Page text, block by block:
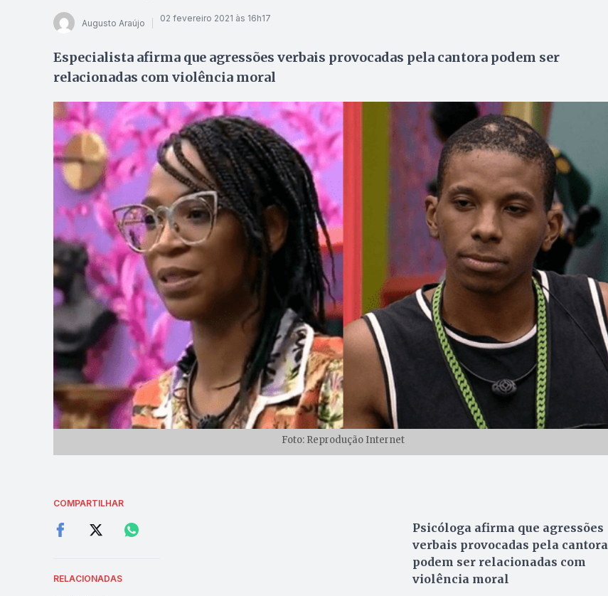
Augusto Araújo 02 fevereiro 2021 às 16h17
Especialista afirma que agressões verbais provocadas pela cantora podem ser
relacionadas com violência moral
Foto: Reprodução Internet
COMPARTILHAR
RELACIONADAS
Psicóloga afirma que agressões
verbais provocadas pela cantora
podem ser relacionadas com
violência moral